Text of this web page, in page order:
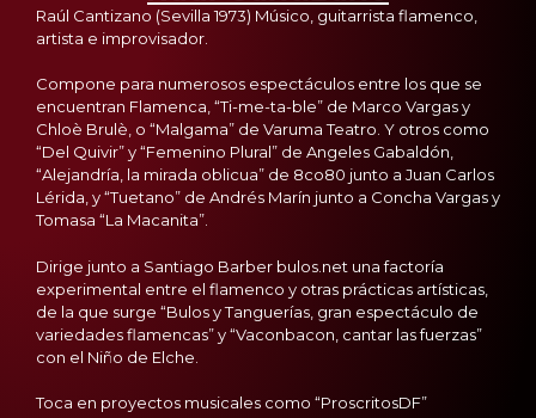
Raúl Cantizano (Sevilla 1973) Músico, guitarrista flamenco,
artista e improvisador.
Compone para numerosos espectáculos entre los que se
encuentran Flamenca, “Ti-me-ta-ble” de Marco Vargas y
Chloè Brulè, o “Malgama” de Varuma Teatro. Y otros como
“Del Quivir” y “Femenino Plural” de Angeles Gabaldón,
“Alejandría, la mirada oblicua” de 8co80 junto a Juan Carlos
Lérida, y “Tuetano” de Andrés Marín junto a Concha Vargas y
Tomasa “La Macanita”.
Dirige junto a Santiago Barber bulos.net una factoría
experimental entre el flamenco y otras prácticas artísticas,
de la que surge “Bulos y Tanguerías, gran espectáculo de
variedades flamencas” y “Vaconbacon, cantar las fuerzas”
con el Niño de Elche.
Toca en proyectos musicales como “ProscritosDF”